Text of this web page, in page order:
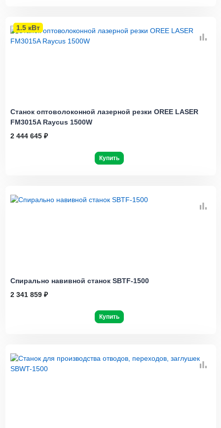
1.5 кВт
Станок оптоволоконной лазерной резки OREE LASER
FM3015A Raycus 1500W
2 444 645 ₽
Купить
Спирально навивной станок SBTF-1500
2 341 859 ₽
Купить